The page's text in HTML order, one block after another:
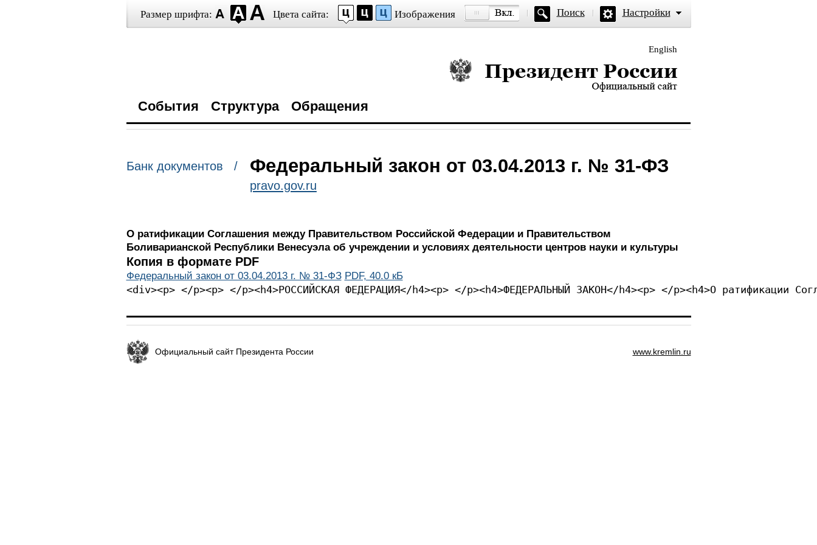
Размер шрифта: Цвета сайта: Изображения Поиск Настройки
English
Президент России — официальный сайт
События Структура Обращения
Банк документов / Федеральный закон от 03.04.2013 г. № 31-ФЗ
pravo.gov.ru
О ратификации Соглашения между Правительством Российской Федерации и Правительством
Боливарианской Республики Венесуэла об учреждении и условиях деятельности центров науки и культуры
Копия в формате PDF
Федеральный закон от 03.04.2013 г. № 31-ФЗ PDF, 40.0 кБ
<div><p> </p><p> </p><h4>РОССИЙСКАЯ ФЕДЕРАЦИЯ</h4><p> </p><h4>ФЕДЕРАЛЬНЫЙ ЗАКОН</h4><p> </p><h4>О ратификации
Официальный сайт Президента России www.kremlin.ru